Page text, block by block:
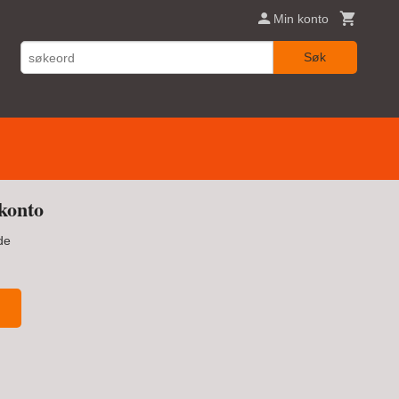
Min konto
Søk